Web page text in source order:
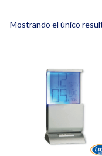
Mostrando el único